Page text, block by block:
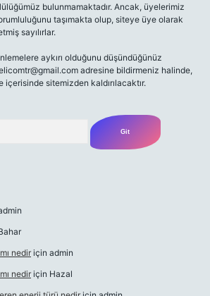
bulunmamaktadır. Ancak, üyelerimiz
taşımakta olup, siteye üye olarak
sayılırlar.
aykırı olduğunu düşündüğünüz
adresine bildirmeniz halinde,
sitemizden kaldırılacaktır.
nedir için admin
nedir için Hazal